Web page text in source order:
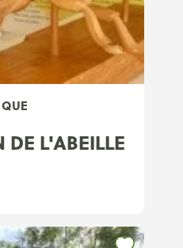
L'ABEILLE